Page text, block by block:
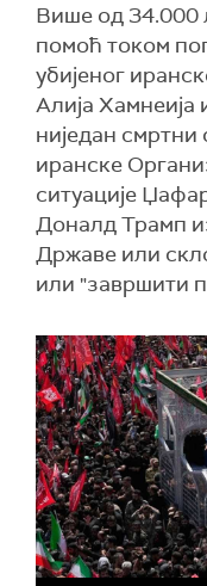
Више од 34.000
помоћ током
убијеног
Алија Хамнеија
ниједан смртни
иранске
ситуације
Доналд Трамп
Државе или
или "завршити